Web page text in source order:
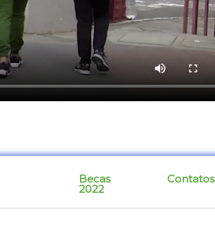
Becas
2022
Contatos